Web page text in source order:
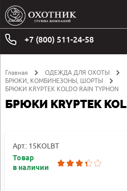
+7 (800) 511-24-58
Главная
ОДЕЖДА ДЛЯ ОХОТЫ
БРЮКИ, КОМБИНЕЗОНЫ, ШОРТЫ
БРЮКИ KRYPTEK KOLDO RAIN TYPHON
БРЮКИ KRYPTEK
Арт.: 15KOLBT
Товар
в наличии